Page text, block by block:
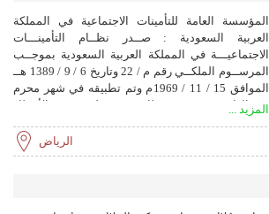
الجودة لعملائها. كما تلتزم الشركة بالجدول الزمني
المحدد مع العميل وتحرص على تلبية احتياجاته
وتفضيلاته الخاصة. بفضل خبرتها ومهارتها العالية، تعتبر
شركة تنظيف منازل بتبوك خيارًا موثوقًا به للأفراد
والعائلات الساعية للحصول على خدمة تنظيف محترفة
وفعالة لمنازلهم.
المؤسسة العامة للتأمينات الاجتماعية في المملكة
العربية السعودية : صــدر نظــام التأمينـــات
الاجتماعيـــة في المملكة العربية السعودية بموجــب
المرســوم الملكــي رقم م / 22 وتاريخ 6 / 9 / 1389 هــ
الموافق 15 / 11 / 1969م وتم تطبيقه في شهر محرم
من العام 1393هـ بعد ذلك جرى تطبيق فرع الأخطار
المرسوم الملكي الكريم رقم م / 33 وتاريخ 3 / 9 /
1421هـ الموافق 29 / 11 / 2000 م بتعديل النظام وبدأ
المزيد ...
الرياض